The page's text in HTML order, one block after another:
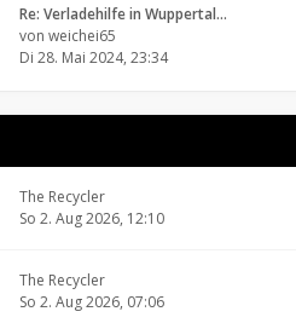
Re: Verladehilfe in Wuppertal…
von weichei65
Di 28. Mai 2024, 23:34
The Recycler
So 2. Aug 2026, 12:10
The Recycler
So 2. Aug 2026, 07:06